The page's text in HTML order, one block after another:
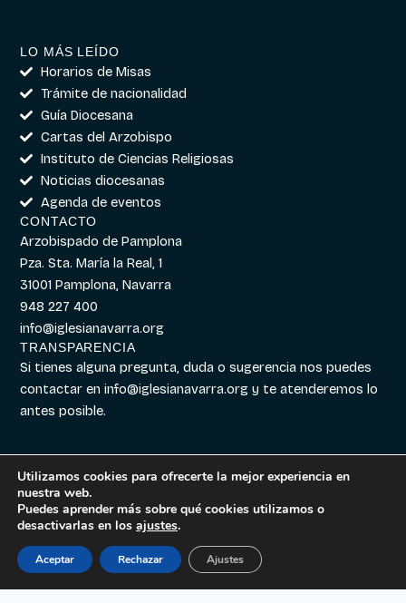
LO MÁS LEÍDO
Horarios de Misas
Trámite de nacionalidad
Guía Diocesana
Cartas del Arzobispo
Instituto de Ciencias Religiosas
Noticias diocesanas
Agenda de eventos
CONTACTO
Arzobispado de Pamplona
Pza. Sta. María la Real, 1
31001 Pamplona, Navarra
948 227 400
info@iglesianavarra.org
TRANSPARENCIA
Si tienes alguna pregunta, duda o sugerencia nos puedes
contactar eninfo@iglesianavarra.org y te atenderemos lo
antes posible.
Aviso legal|
Cookies|Política de
Utilizamos cookies para ofrecerte la mejor experiencia en
nuestra web.
Puedes aprender más sobre qué cookies utilizamos o
desactivarlas en los ajustes.
Aceptar Rechazar Ajustes